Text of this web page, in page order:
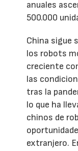
anuales
500.000
China sigue
los robots
creciente
las
tras la
lo que ha
chinos de
extranjero.